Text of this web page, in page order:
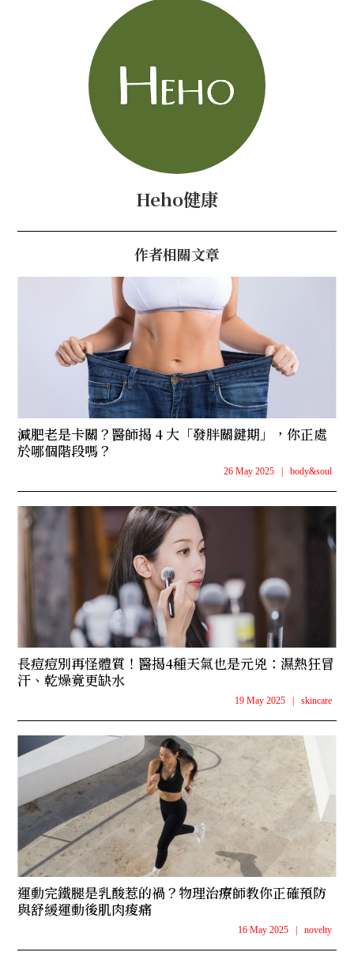
Heho健康
作者相關文章
減肥老是卡關？醫師揭 4 大「發胖關鍵期」，你正處
於哪個階段嗎？
26 May 2025 body&soul
長痘痘別再怪體質！醫揭4種天氣也是元兇：濕熱狂冒
汗、乾燥竟更缺水
19 May 2025 skincare
運動完鐵腿是乳酸惹的禍？物理治療師教你正確預防
與舒緩運動後肌肉痠痛
16 May 2025 novelty